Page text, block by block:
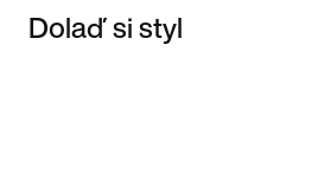
Dolaď si styl